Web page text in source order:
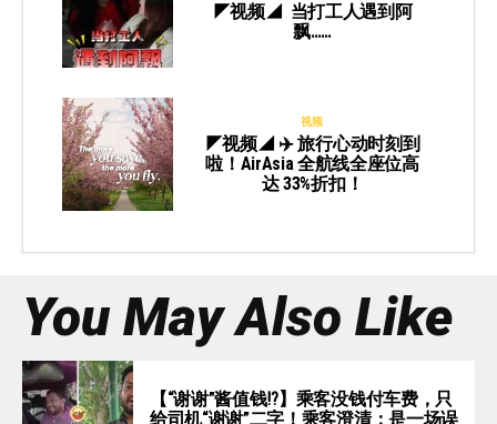
◤视频◢ 当打工人遇到阿
飘……
视频
◤视频◢ ✈️ 旅行心动时刻到
啦！AirAsia 全航线全座位高
达 33%折扣！
You May Also Like
【“谢谢”酱值钱⁉️】乘客没钱付车费，只
给司机“谢谢”二字！乘客澄清：是一场误